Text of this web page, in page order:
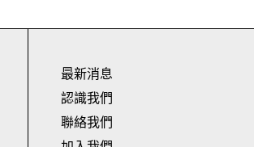
最新消息
認識我們
聯絡我們